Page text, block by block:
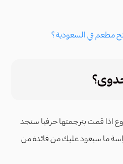
مطعم في السعودية ؟
اذا قمت بترجمتها حرفيا ستجد
ما سيعود عليك من فائدة من